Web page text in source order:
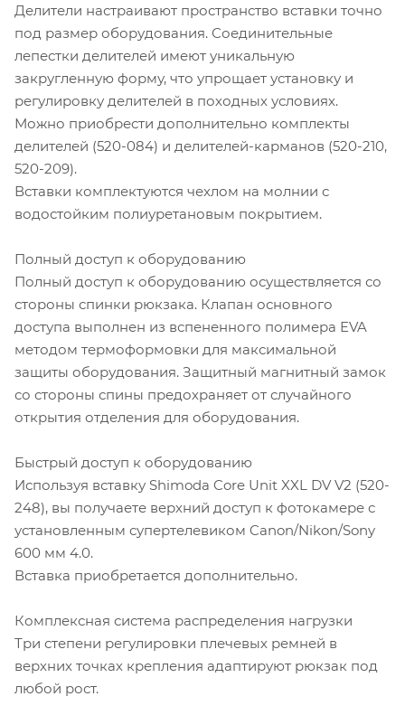
Делители настраивают пространство вставки точно
под размер оборудования. Соединительные
лепестки делителей имеют уникальную
закругленную форму, что упрощает установку и
регулировку делителей в походных условиях.
Можно приобрести дополнительно комплекты
делителей (520-084) и делителей-карманов (520-210,
520-209).
Вставки комплектуются чехлом на молнии с
водостойким полиуретановым покрытием.
Полный доступ к оборудованию
Полный доступ к оборудованию осуществляется со
стороны спинки рюкзака. Клапан основного
доступа выполнен из вспененного полимера EVA
методом термоформовки для максимальной
защиты оборудования. Защитный магнитный замок
со стороны спины предохраняет от случайного
открытия отделения для оборудования.
Быстрый доступ к оборудованию
Используя вставку Shimoda Core Unit XXL DV V2 (520-
248), вы получаете верхний доступ к фотокамере с
установленным супертелевиком Canon/Nikon/Sony
600 мм 4.0.
Вставка приобретается дополнительно.
Комплексная система распределения нагрузки
Три степени регулировки плечевых ремней в
верхних точках крепления адаптируют рюкзак под
любой рост.